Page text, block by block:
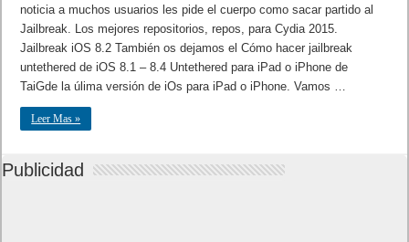
noticia a muchos usuarios les pide el cuerpo como sacar partido al
Jailbreak. Los mejores repositorios, repos, para Cydia 2015.
Jailbreak iOS 8.2 También os dejamos el Cómo hacer jailbreak
untethered de iOS 8.1 – 8.4 Untethered para iPad o iPhone de
TaiGde la úlima versión de iOs para iPad o iPhone. Vamos …
Leer Mas »
Publicidad